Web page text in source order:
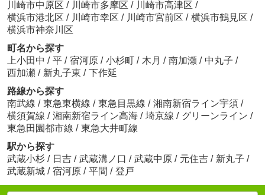
川崎市中原区 / 川崎市多摩区 / 川崎市高津区 /
横浜市港北区 / 川崎市幸区 / 川崎市宮前区 / 横浜市鶴見区 /
横浜市神奈川区
町名から探す
上小田中 / 平 / 宿河原 / 小杉町 / 木月 / 南加瀬 / 中丸子 /
西加瀬 / 新丸子東 / 下作延
路線から探す
南武線 / 東急東横線 / 東急目黒線 / 湘南新宿ライン宇須 /
横須賀線 / 湘南新宿ライン高海 / 埼京線 / グリーンライン /
東急田園都市線 / 東急大井町線
駅から探す
武蔵小杉 / 日吉 / 武蔵溝ノ口 / 武蔵中原 / 元住吉 / 新丸子 /
武蔵新城 / 宿河原 / 平間 / 登戸